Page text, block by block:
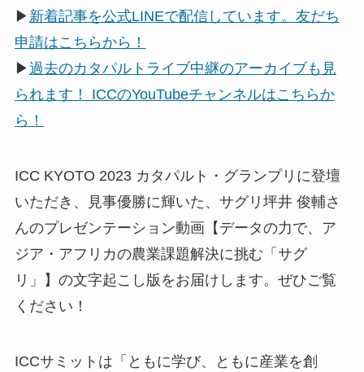
▶ 新着記事を公式LINEで配信しています。友だち
申請はこちらから！
▶過去のカタパルトライブ中継のアーカイブも見
られます！ ICCのYouTubeチャンネルはこちらか
ら！
ICC KYOTO 2023 カタパルト・グランプリに登壇
いただき、見事優勝に輝いた、サグリ坪井 俊輔さ
んのプレゼンテーション動画【データの力で、ア
ジア・アフリカの農業課題解決に挑む「サグ
リ」】の文字起こし版をお届けします。ぜひご覧
ください！
ICCサミットは「ともに学び、ともに産業を創